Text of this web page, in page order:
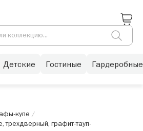
Детские Гостиные Гардеробные
купе /
графит-тауп-